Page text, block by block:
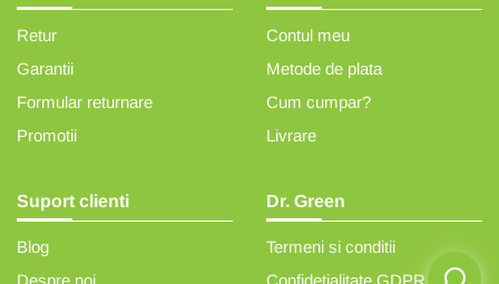
Retur
Garantii
Formular returnare
Promotii
Contul meu
Metode de plata
Cum cumpar?
Livrare
Suport clienti
Blog
Despre noi
Dr. Green
Termeni si conditii
Confidetialitate GDPR